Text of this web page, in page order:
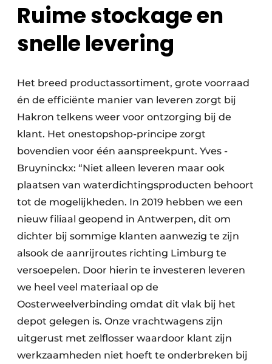
Ruime stockage en
snelle levering
Het breed productassortiment, grote voorraad
én de efficiënte manier van leveren zorgt bij
Hakron telkens weer voor ontzorging bij de
klant. Het onestopshop-principe zorgt
bovendien voor één aanspreekpunt. Yves ­
Bruyninckx: “Niet alleen leveren maar ook
plaatsen van waterdichtingsproducten behoort
tot de mogelijkheden. In 2019 hebben we een
nieuw filiaal geopend in ­Antwerpen, dit om
dichter bij sommige klanten aanwezig te zijn
alsook de aanrijroutes richting Limburg te
versoepelen. Door hierin te investeren leveren
we heel veel materiaal op de
Oosterweelverbinding omdat dit vlak bij het
depot gelegen is. Onze vrachtwagens zijn
uitgerust met zelflosser waardoor klant zijn
werkzaamheden niet hoeft te onderbreken bij